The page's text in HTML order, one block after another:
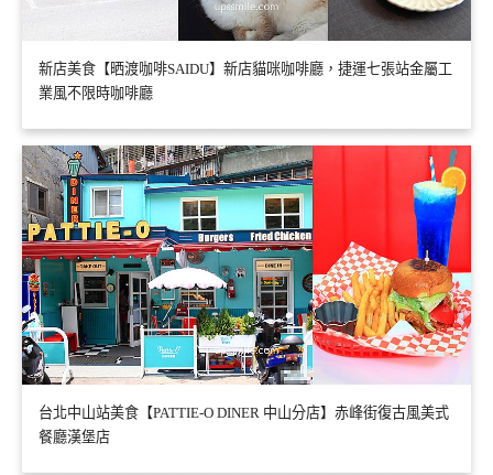
新店美食【晒渡咖啡SAIDU】新店貓咪咖啡廳，捷運七張站金屬工
業風不限時咖啡廳
台北中山站美食【PATTIE-O DINER 中山分店】赤峰街復古風美式
餐廳漢堡店